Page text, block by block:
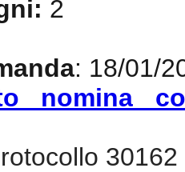
2
: 18/01/
nomina